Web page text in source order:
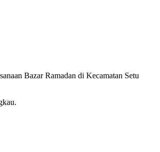
Bazar Ramadan di Kecamatan Setu